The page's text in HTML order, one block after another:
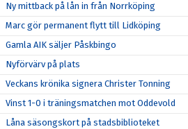
Ny mittback på lån in från Norrköping
Marc gör permanent flytt till Lidköping
Gamla AIK säljer Påskbingo
Nyförvärv på plats
Veckans krönika signera Christer Tonning
Vinst 1-0 i träningsmatchen mot Oddevold
Låna säsongskort på stadsbiblioteket